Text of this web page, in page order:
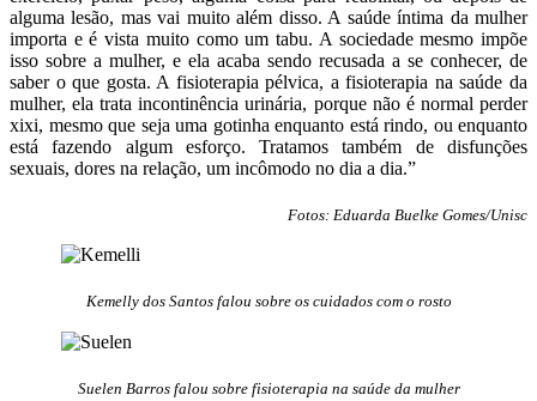
alguma lesão, mas vai muito além disso. A saúde íntima da mulher
importa e é vista muito como um tabu. A sociedade mesmo impõe
isso sobre a mulher, e ela acaba sendo recusada a se conhecer, de
saber o que gosta. A fisioterapia pélvica, a fisioterapia na saúde da
mulher, ela trata incontinência urinária, porque não é normal perder
xixi, mesmo que seja uma gotinha enquanto está rindo, ou enquanto
está fazendo algum esforço. Tratamos também de disfunções
sexuais, dores na relação, um incômodo no dia a dia.”
Fotos: Eduarda Buelke Gomes/Unisc
Kemelly dos Santos falou sobre os cuidados com o rosto
Suelen Barros falou sobre fisioterapia na saúde da mulher